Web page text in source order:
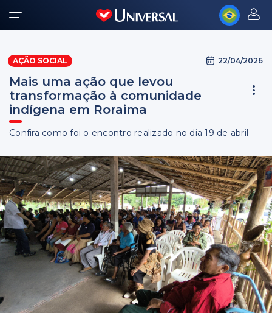
AÇÃO SOCIAL 22/04/2026
Mais uma ação que levou
transformação à comunidade
indígena em Roraima
Confira como foi o encontro realizado no dia 19 de abril